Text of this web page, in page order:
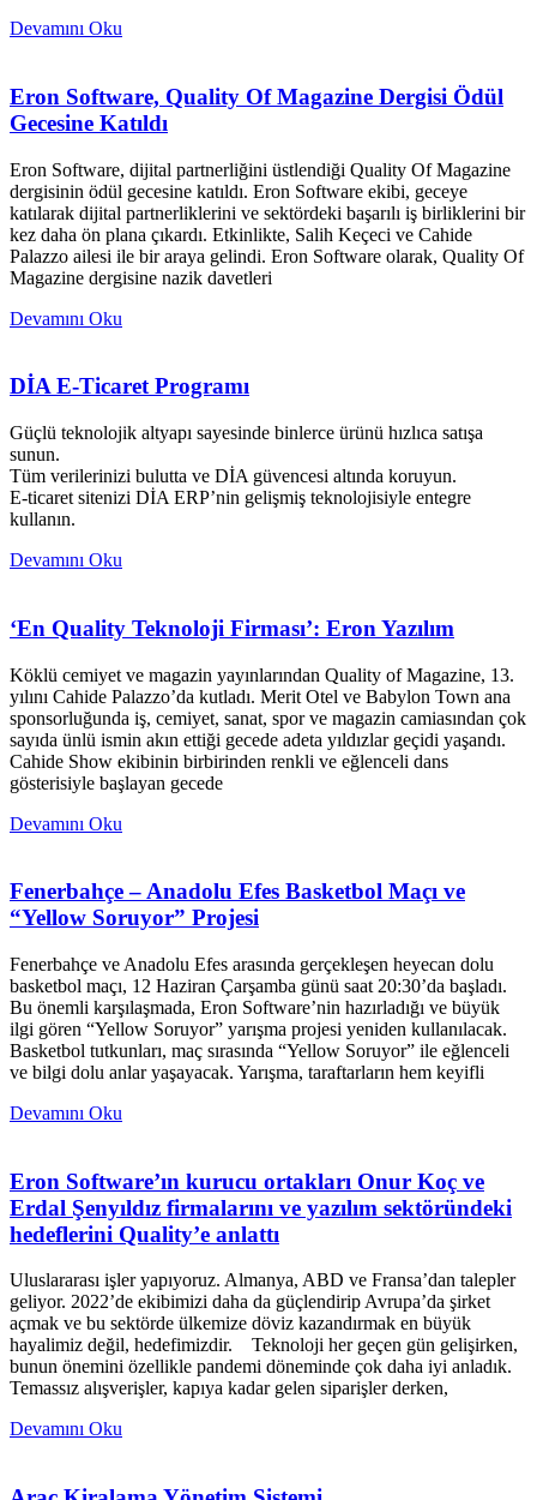
Devamını Oku
Eron Software, Quality Of Magazine Dergisi Ödül
Gecesine Katıldı
Eron Software, dijital partnerliğini üstlendiği Quality Of Magazine
dergisinin ödül gecesine katıldı. Eron Software ekibi, geceye
katılarak dijital partnerliklerini ve sektördeki başarılı iş birliklerini bir
kez daha ön plana çıkardı. Etkinlikte, Salih Keçeci ve Cahide
Palazzo ailesi ile bir araya gelindi. Eron Software olarak, Quality Of
Magazine dergisine nazik davetleri
Devamını Oku
DİA E-Ticaret Programı
Güçlü teknolojik altyapı sayesinde binlerce ürünü hızlıca satışa
sunun.
Tüm verilerinizi bulutta ve DİA güvencesi altında koruyun.
E-ticaret sitenizi DİA ERP’nin gelişmiş teknolojisiyle entegre
kullanın.
Devamını Oku
‘En Quality Teknoloji Firması’: Eron Yazılım
Köklü cemiyet ve magazin yayınlarından Quality of Magazine, 13.
yılını Cahide Palazzo’da kutladı. Merit Otel ve Babylon Town ana
sponsorluğunda iş, cemiyet, sanat, spor ve magazin camiasından çok
sayıda ünlü ismin akın ettiği gecede adeta yıldızlar geçidi yaşandı.
Cahide Show ekibinin birbirinden renkli ve eğlenceli dans
gösterisiyle başlayan gecede
Devamını Oku
Fenerbahçe – Anadolu Efes Basketbol Maçı ve
“Yellow Soruyor” Projesi
Fenerbahçe ve Anadolu Efes arasında gerçekleşen heyecan dolu
basketbol maçı, 12 Haziran Çarşamba günü saat 20:30’da başladı.
Bu önemli karşılaşmada, Eron Software’nin hazırladığı ve büyük
ilgi gören “Yellow Soruyor” yarışma projesi yeniden kullanılacak.
Basketbol tutkunları, maç sırasında “Yellow Soruyor” ile eğlenceli
ve bilgi dolu anlar yaşayacak. Yarışma, taraftarların hem keyifli
Devamını Oku
Eron Software’ın kurucu ortakları Onur Koç ve
Erdal Şenyıldız firmalarını ve yazılım sektöründeki
hedeflerini Quality’e anlattı
Uluslararası işler yapıyoruz. Almanya, ABD ve Fransa’dan talepler
geliyor. 2022’de ekibimizi daha da güçlendirip Avrupa’da şirket
açmak ve bu sektörde ülkemize döviz kazandırmak en büyük
hayalimiz değil, hedefimizdir. Teknoloji her geçen gün gelişirken,
bunun önemini özellikle pandemi döneminde çok daha iyi anladık.
Temassız alışverişler, kapıya kadar gelen siparişler derken,
Devamını Oku